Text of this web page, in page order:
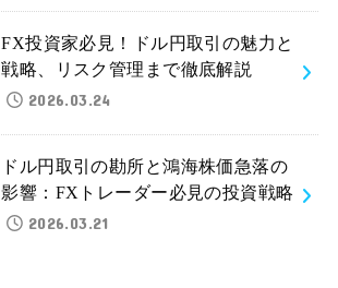
FX投資家必見！ドル円取引の魅力と
戦略、リスク管理まで徹底解説
2026.03.24
ドル円取引の勘所と鴻海株価急落の
影響：FXトレーダー必見の投資戦略
2026.03.21